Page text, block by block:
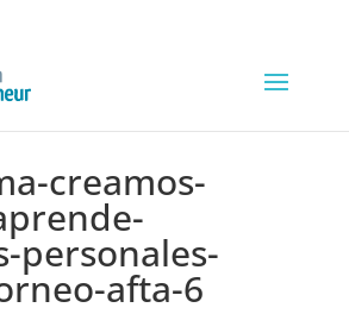
creamos-
personales-
afta-6